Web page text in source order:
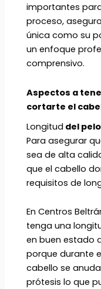
importantes
proceso,
única como su
un enfoque
comprensivo.
Aspectos a
cortarte el
Longitud del pelo
Para asegurar
sea de alta
que el cabello
requisitos de
En Centros
tenga una
en buen estado
porque durante
cabello se
prótesis lo que